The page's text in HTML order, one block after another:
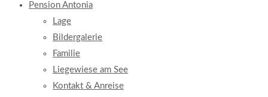
Pension Antonia
Lage
Bildergalerie
Familie
Liegewiese am See
Kontakt & Anreise